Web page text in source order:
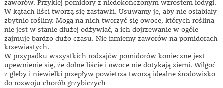
zaworów. Przyklej pomidory z niedokończonym wzrostem łodygi.
W kątach liści tworzą się zastawki. Usuwamy je, aby nie osłabiały
zbytnio rośliny. Mogą na nich tworzyć się owoce, których roślina
nie jest w stanie dłużej odżywiać, a ich dojrzewanie w ogóle
zajmuje bardzo dużo czasu. Nie łamiemy zaworów na pomidorach
krzewiastych.
W przypadku wszystkich rodzajów pomidorów konieczne jest
upewnienie się, że dolne liście i owoce nie dotykają ziemi. Wilgoć
z gleby i niewielki przepływ powietrza tworzą idealne środowisko
do rozwoju chorób grzybiczych